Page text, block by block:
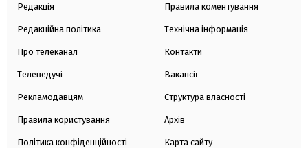
Редакція
Редакційна політика
Про телеканал
Телеведучі
Рекламодавцям
Правила користування
Політика конфіденційності
Правила коментування
Технічна інформація
Контакти
Вакансії
Структура власності
Архів
Карта сайту